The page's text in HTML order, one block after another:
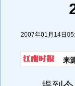
2007年01月14日
来